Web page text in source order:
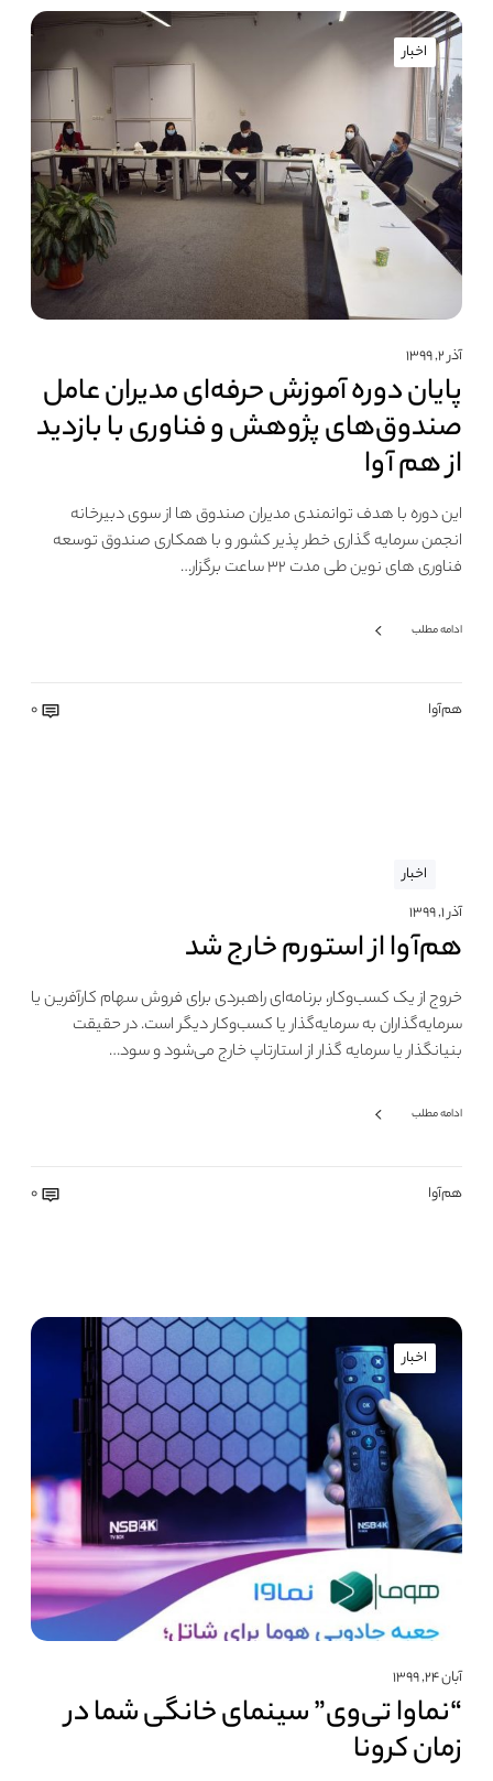
اخبار
آذر ۲, ۱۳۹۹
پایان دوره آموزش حرفه‌ای مدیران عامل
صندوق‌های پژوهش و فناوری با بازدید
از هم آوا
این دوره با هدف توانمندی مدیران صندوق ها از سوی دبیرخانه
انجمن سرمایه گذاری خطر پذیر کشور و با همکاری صندوق توسعه
فناوری های نوین طی مدت ۳۲ ساعت برگزار…
ادامه مطلب
هم‌آوا 0
اخبار
آذر ۱, ۱۳۹۹
هم‌آوا از استورم خارج شد
خروج از یک کسب‌وکار، برنامه‌ای راهبردی برای فروش سهام کارآفرین یا
سرمایه‌گذاران به سرمایه‌گذار یا کسب‌وکار دیگر است. در حقیقت
بنیانگذار یا سرمایه گذار از استارتاپ خارج می‌شود و سود…
ادامه مطلب
هم‌آوا 0
اخبار
آبان ۲۴, ۱۳۹۹
“نماوا تی‌وی” سینمای خانگی شما در
زمان کرونا